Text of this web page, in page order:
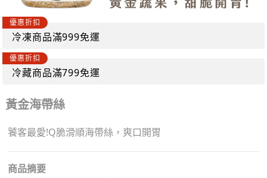
優惠折扣
冷凍商品滿999免運
優惠折扣
冷藏商品滿799免運
黃金海帶絲
饕客最愛!Q脆滑順海帶絲，爽口開胃
商品摘要